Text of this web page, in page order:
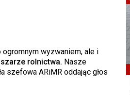
wyzwaniem, ale i
rolnictwa. Nasze
szefowa ARiMR oddając głos